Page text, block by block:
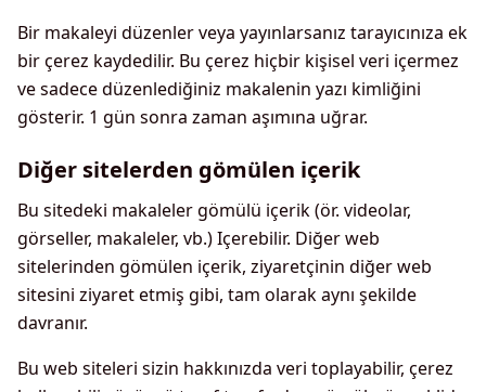
Bir makaleyi düzenler veya yayınlarsanız tarayıcınıza ek
bir çerez kaydedilir. Bu çerez hiçbir kişisel veri içermez
ve sadece düzenlediğiniz makalenin yazı kimliğini
gösterir. 1 gün sonra zaman aşımına uğrar.
Diğer sitelerden gömülen içerik
Bu sitedeki makaleler gömülü içerik (ör. videolar,
görseller, makaleler, vb.) Içerebilir. Diğer web
sitelerinden gömülen içerik, ziyaretçinin diğer web
sitesini ziyaret etmiş gibi, tam olarak aynı şekilde
davranır.
Bu web siteleri sizin hakkınızda veri toplayabilir, çerez